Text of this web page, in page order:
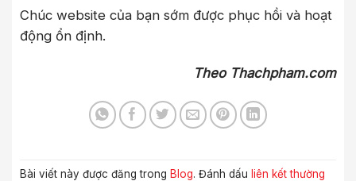
Chúc website của bạn sớm được phục hồi và hoạt
động ổn định.
Theo Thachpham.com
Bài viết này được đăng trong Blog. Đánh dấu liên kết thường